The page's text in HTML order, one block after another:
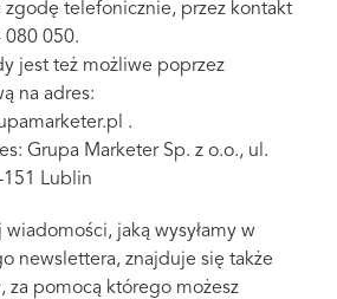
zgodę telefonicznie, przez kontakt
050.
jest też możliwe poprzez
na adres:
.
Grupa Marketer Sp. z o.o., ul.
151 Lublin
jaką wysyłamy w
newslettera, znajduje się także
za pomocą którego możesz